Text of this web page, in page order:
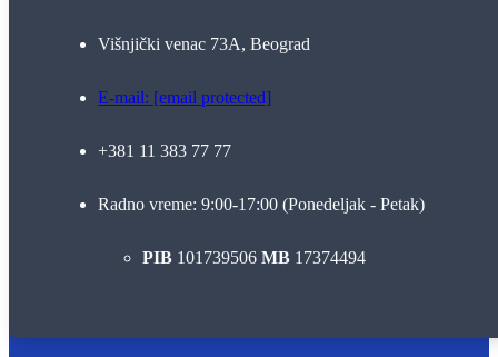
Višnjički venac 73A, Beograd
E-mail: [email protected]
+381 11 383 77 77
Radno vreme: 9:00-17:00 (Ponedeljak - Petak)
PIB 101739506 MB 17374494